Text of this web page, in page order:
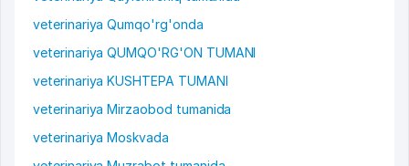
veterinariya Qumqo'rg'onda
veterinariya QUMQO'RG'ON TUMANI
veterinariya KUSHTEPA TUMANI
veterinariya Mirzaobod tumanida
veterinariya Moskvada